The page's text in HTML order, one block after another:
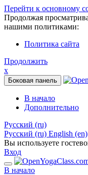
Перейти к основному
Продолжая
нашими политиками:
Политика сайта
Продолжить
x
Боковая панель
В начало
Дополнительно
Русский ‎(ru)‎
Русский ‎(ru)‎ English ‎(en)‎
Вы используете
Вход
В начало